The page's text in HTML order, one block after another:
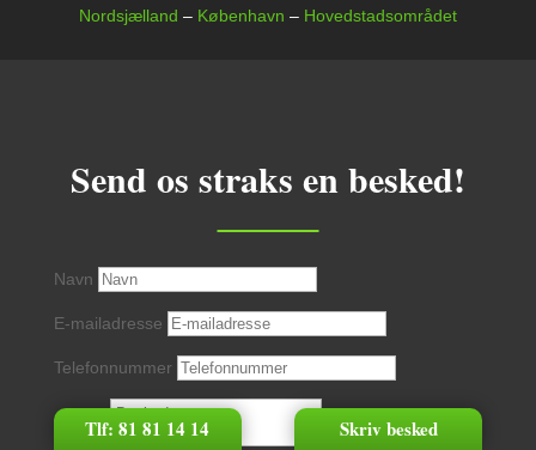
Tlf: 81 81 14 14 Skriv besked
Nordsjælland – København – Hovedstadsområdet
Send os straks en besked!
Navn
E-mailadresse
Telefonnummer
Besked